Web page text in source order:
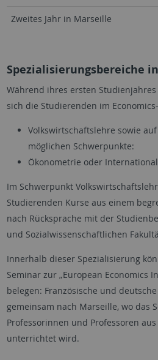
Zweites Jahr in Marseille
Spezialisierungsbereiche
Während ihres ersten
sich die Studierenden im
Volkswirtschaftslehre sowie
möglichen Schwerpunkte:
Ökonometrie oder
Im Schwerpunkt
Studierenden Kurse aus einem
nach Rücksprache mit der
und Sozialwissenschaftlichen
Innerhalb dieser Spezialisierung
Seminar zur „European Economics
belegen: Französische und
gemeinsam nach Marseille, wo das
Professorinnen und Professoren
unterrichtet wird.